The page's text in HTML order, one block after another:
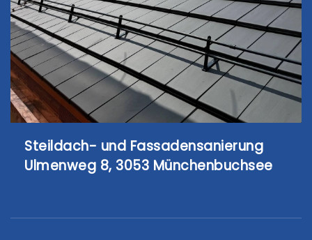
Steildach- und Fassadensanierung
Ulmenweg 8, 3053 Münchenbuchsee